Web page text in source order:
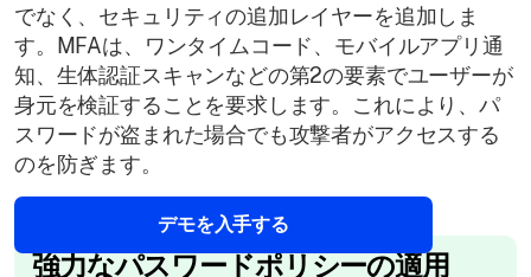
でなく、セキュリティの追加レイヤーを追加しま
す。MFAは、ワンタイムコード、モバイルアプリ通
知、生体認証スキャンなどの第2の要素でユーザーが
身元を検証することを要求します。これにより、パ
スワードが盗まれた場合でも攻撃者がアクセスする
のを防ぎます。
強力なパスワードポリシーの適用
デモを入手する